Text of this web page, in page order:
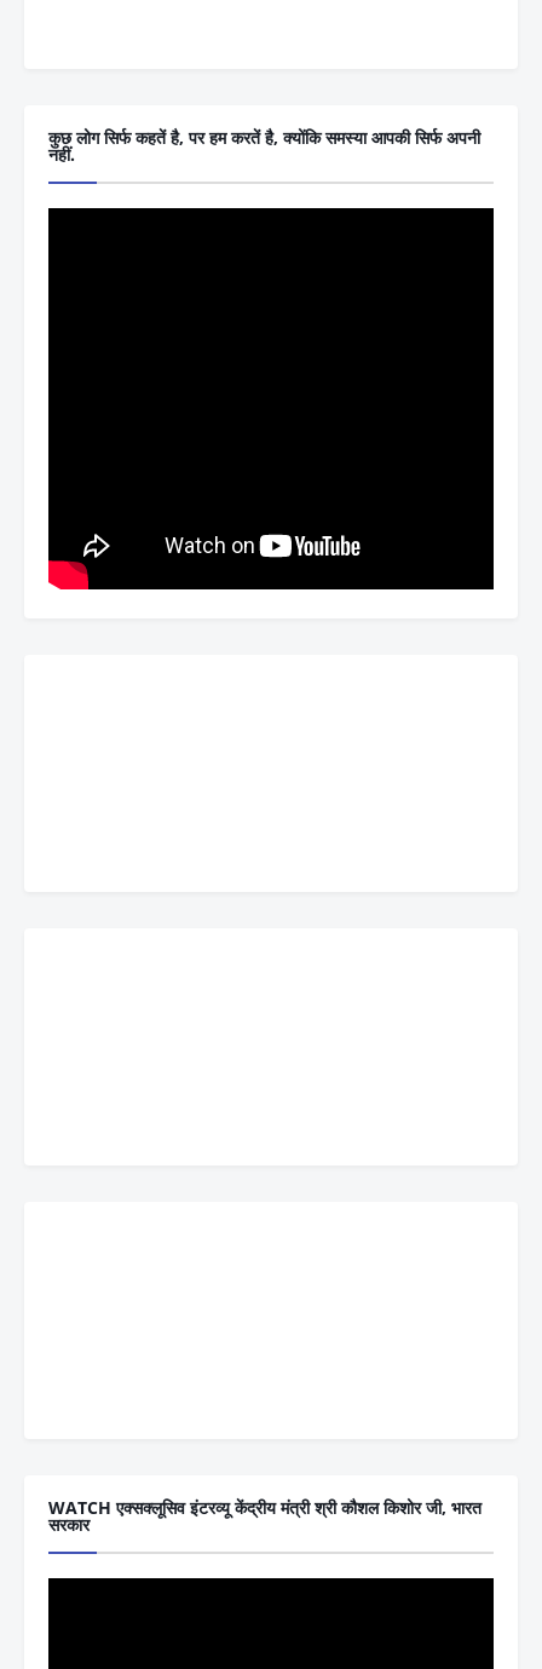
कुछ लोग सिर्फ कहतें है, पर हम करतें है, क्योंकि समस्या आपकी सिर्फ अपनी
नहीं.
WATCH एक्सक्लूसिव इंटरव्यू केंद्रीय मंत्री श्री कौशल किशोर जी, भारत
सरकार